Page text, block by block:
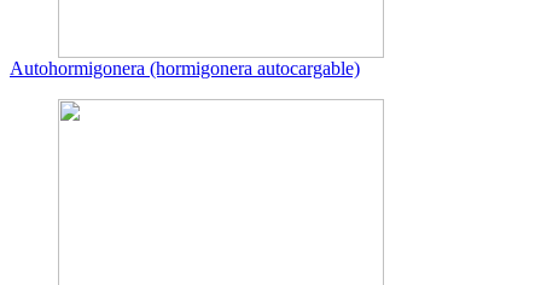
Autohormigonera (hormigonera autocargable)